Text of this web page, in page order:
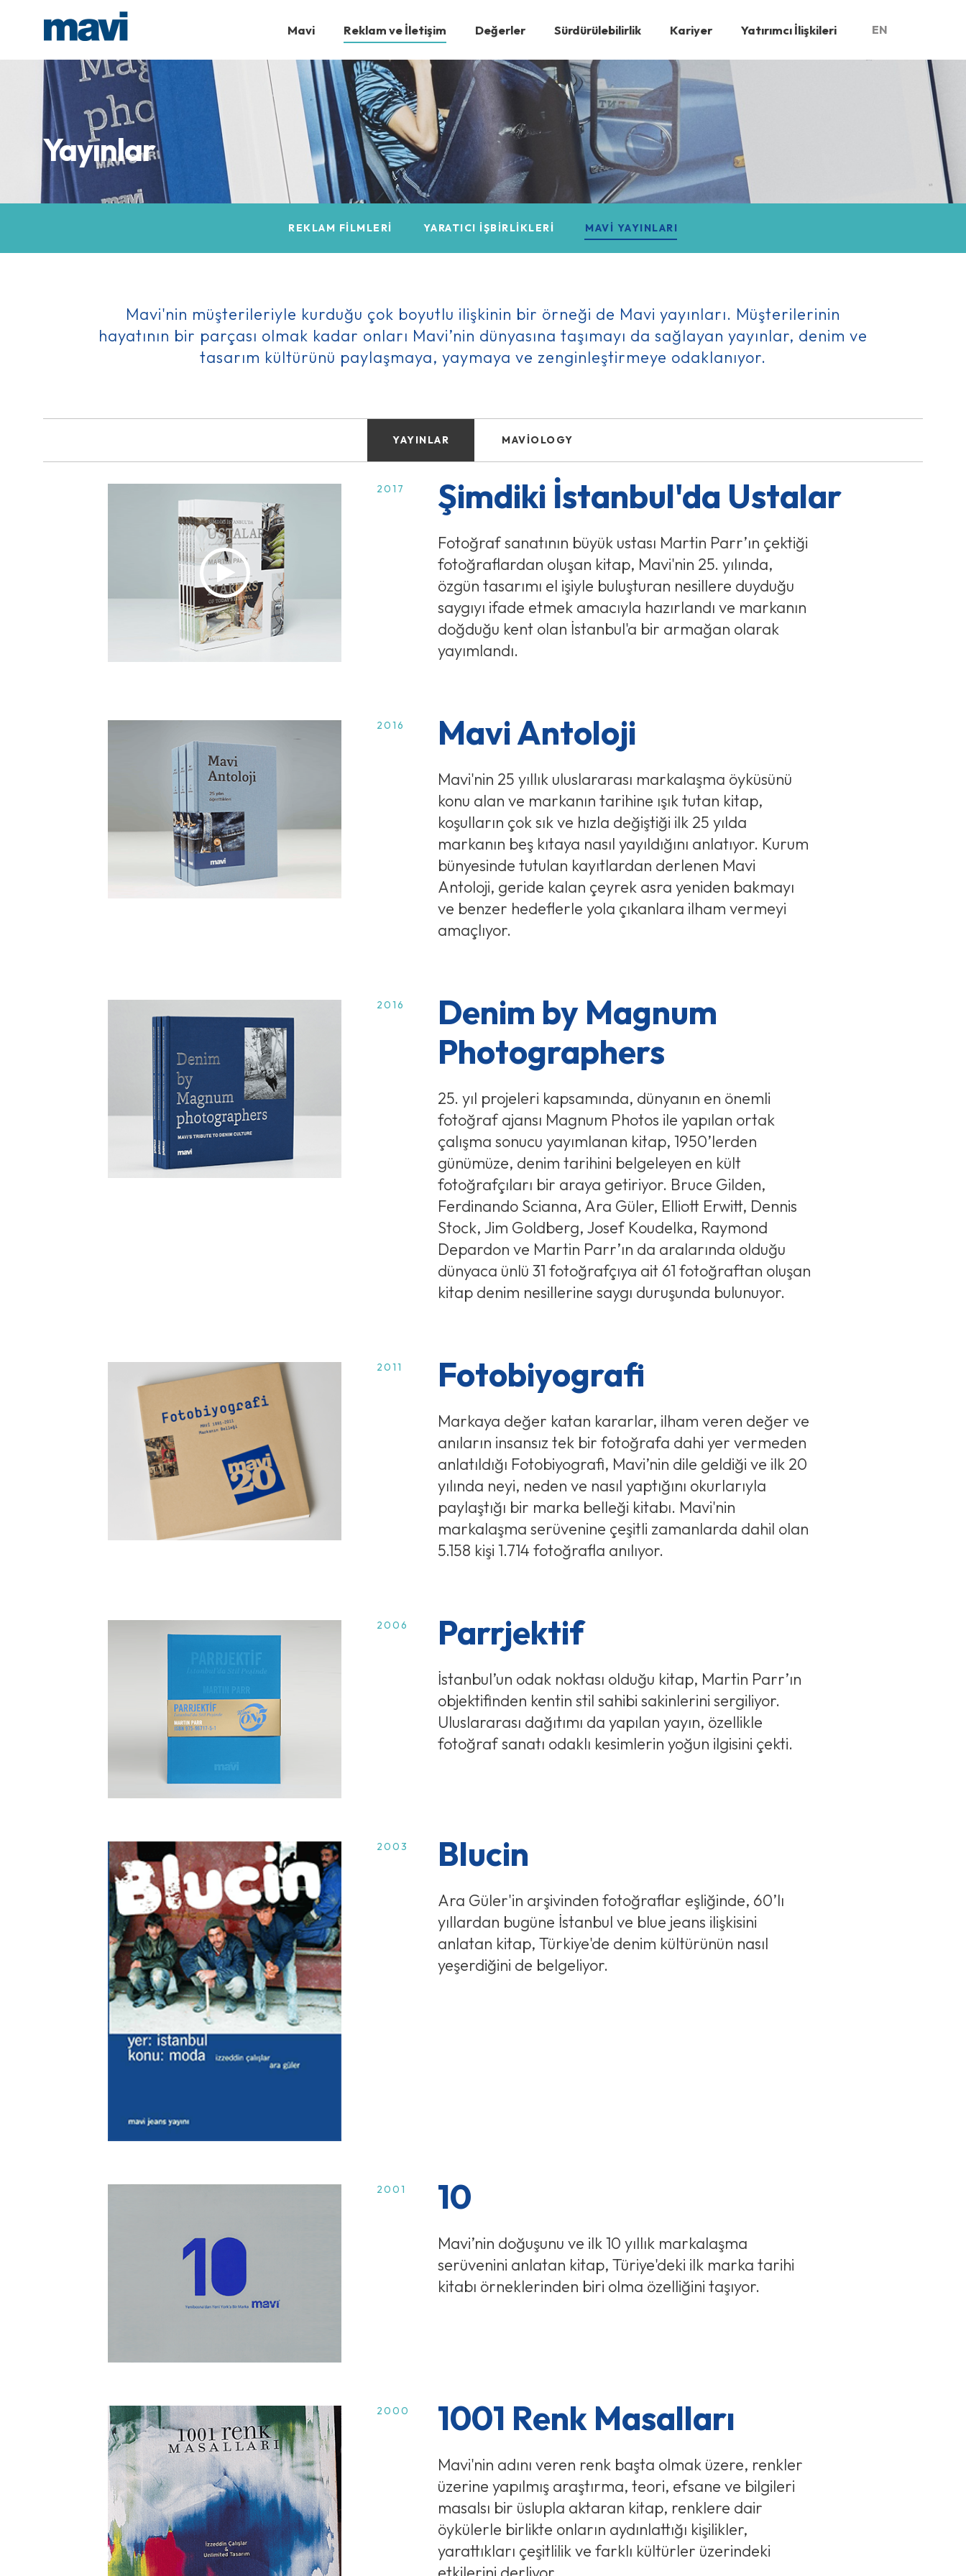
Mavi Reklam ve İletişim Değerler Sürdürülebilirlik Kariyer Yatırımcı İlişkileri EN
Yayınlar
REKLAM FILMLERI YARATICI İŞBIRLIKLERI MAVI YAYINLARI
Mavi'nin müşterileriyle kurduğu çok boyutlu ilişkinin bir örneği de Mavi yayınları. Müşterilerinin
hayatının bir parçası olmak kadar onları Mavi’nin dünyasına taşımayı da sağlayan yayınlar, denim ve
tasarım kültürünü paylaşmaya, yaymaya ve zenginleştirmeye odaklanıyor.
YAYINLAR MAVIOLOGY
2017 Şimdiki İstanbul'da Ustalar
Fotoğraf sanatının büyük ustası Martin Parr’ın çektiği
fotoğraflardan oluşan kitap, Mavi'nin 25. yılında,
özgün tasarımı el işiyle buluşturan nesillere duyduğu
saygıyı ifade etmek amacıyla hazırlandı ve markanın
doğduğu kent olan İstanbul'a bir armağan olarak
yayımlandı.
2016 Mavi Antoloji
Mavi'nin 25 yıllık uluslararası markalaşma öyküsünü
konu alan ve markanın tarihine ışık tutan kitap,
koşulların çok sık ve hızla değiştiği ilk 25 yılda
markanın beş kıtaya nasıl yayıldığını anlatıyor. Kurum
bünyesinde tutulan kayıtlardan derlenen Mavi
Antoloji, geride kalan çeyrek asra yeniden bakmayı
ve benzer hedeflerle yola çıkanlara ilham vermeyi
amaçlıyor.
2016
Denim by Magnum
Photographers
25. yıl projeleri kapsamında, dünyanın en önemli
fotoğraf ajansı Magnum Photos ile yapılan ortak
çalışma sonucu yayımlanan kitap, 1950’lerden
günümüze, denim tarihini belgeleyen en kült
fotoğrafçıları bir araya getiriyor. Bruce Gilden,
Ferdinando Scianna, Ara Güler, Elliott Erwitt, Dennis
Stock, Jim Goldberg, Josef Koudelka, Raymond
Depardon ve Martin Parr’ın da aralarında olduğu
dünyaca ünlü 31 fotoğrafçıya ait 61 fotoğraftan oluşan
kitap denim nesillerine saygı duruşunda bulunuyor.
2011 Fotobiyografi
Markaya değer katan kararlar, ilham veren değer ve
anıların insansız tek bir fotoğrafa dahi yer vermeden
anlatıldığı Fotobiyografi, Mavi’nin dile geldiği ve ilk 20
yılında neyi, neden ve nasıl yaptığını okurlarıyla
paylaştığı bir marka belleği kitabı. Mavi'nin
markalaşma serüvenine çeşitli zamanlarda dahil olan
5.158 kişi 1.714 fotoğrafla anılıyor.
2006 Parrjektif
İstanbul’un odak noktası olduğu kitap, Martin Parr’ın
objektifinden kentin stil sahibi sakinlerini sergiliyor.
Uluslararası dağıtımı da yapılan yayın, özellikle
fotoğraf sanatı odaklı kesimlerin yoğun ilgisini çekti.
2003 Blucin
Ara Güler'in arşivinden fotoğraflar eşliğinde, 60’lı
yıllardan bugüne İstanbul ve blue jeans ilişkisini
anlatan kitap, Türkiye'de denim kültürünün nasıl
yeşerdiğini de belgeliyor.
2001 10
Mavi’nin doğuşunu ve ilk 10 yıllık markalaşma
serüvenini anlatan kitap, Türiye'deki ilk marka tarihi
kitabı örneklerinden biri olma özelliğini taşıyor.
2000 1001 Renk Masalları
Mavi'nin adını veren renk başta olmak üzere, renkler
üzerine yapılmış araştırma, teori, efsane ve bilgileri
masalsı bir üslupla aktaran kitap, renklere dair
öykülerle birlikte onların aydınlattığı kişilikler,
yarattıkları çeşitlilik ve farklı kültürler üzerindeki